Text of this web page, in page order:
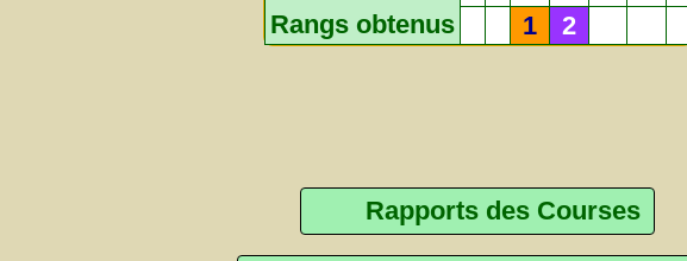
Rangs obtenus
1 2
Rapports des Courses